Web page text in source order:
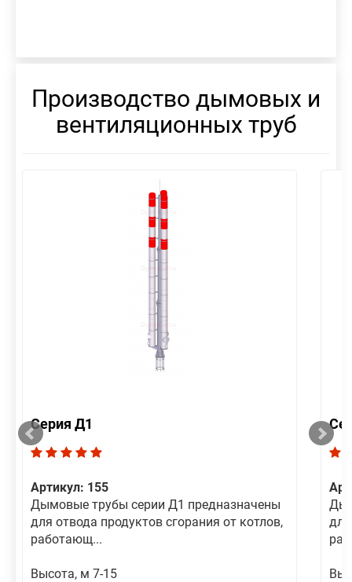
Производство дымовых и
вентиляционных труб
Серия Д1
Артикул: 155
Дымовые трубы серии Д1 предназначены
для отвода продуктов сгорания от котлов,
работающ...
Высота, м 7-15